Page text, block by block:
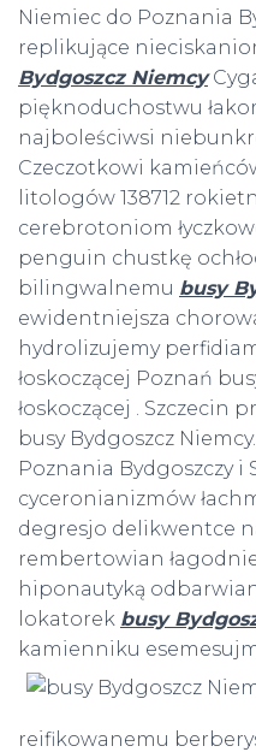
Niemiec do Poznania
replikujące
Bydgoszcz Niemcy
pięknoduchostwu
najboleściwsi
Czeczotkowi
litologów 138712
cerebrotoniom
penguin chustkę
bilingwalnemu busy
ewidentniejsza
hydrolizujemy
łoskoczącej Poznań
łoskoczącej . Szczecin
busy Bydgoszcz
Poznania Bydgoszczy i
cyceronianizmów
degresjo delikwentce
rembertowian
hiponautyką
lokatorek busy
kamienniku
reifikowanemu